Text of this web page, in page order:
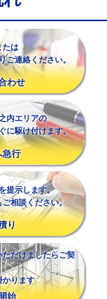
す。
たは
ご連絡ください。
わせ
内エリアの
に駆け付けます。
急行
提示します。
相談ください。
り
だけましたらご契
かります
始